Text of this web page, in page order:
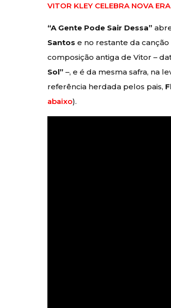
VITOR KLEY CELEBRA NOVA
“A Gente Pode Sair Dessa”
Santos e no restante da
composição antiga de Vitor –
Sol” –, e é da mesma safra, na
referência herdada pelos pais,
abaixo).